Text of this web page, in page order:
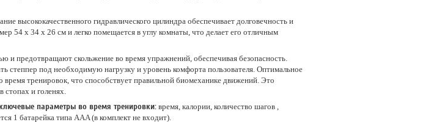
высококачественного гидравлического цилиндра обеспечивает долговечность и
54 x 34 x 26 см и легко помещается в углу комнаты, что делает его отличным
предотвращают скольжение во время упражнений, обеспечивая безопасность.
степпер под необходимую нагрузку и уровень комфорта пользователя. Оптимальное
тренировок, что способствует правильной биомеханике движений. Это
стопах и голенях.
параметры во время тренировки: время, калории, количество шагов ,
1 батарейка типа AAA (в комплект не входит).